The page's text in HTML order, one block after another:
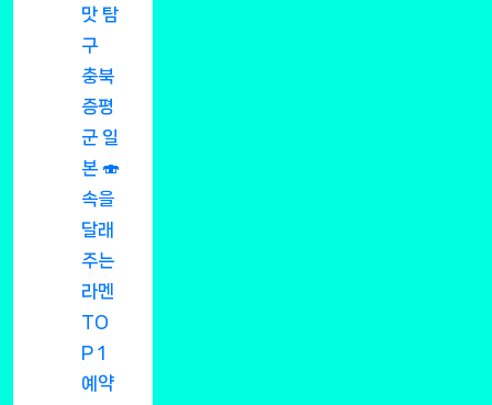
맛 탐
구
충북
증평
군 일
본 🍣
속을
달래
주는
라멘
TO
P 1
예약